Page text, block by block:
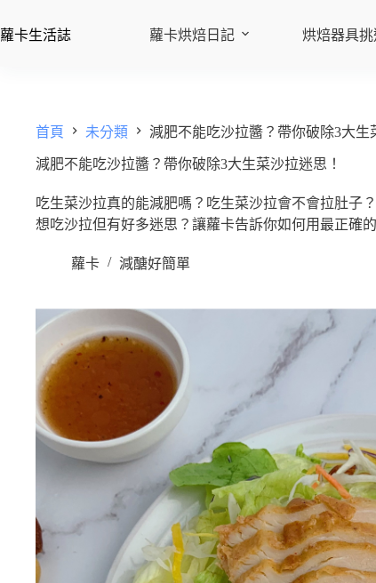
蘿卡生活誌 蘿卡烘焙日記 烘焙器具挑
首頁 未分類 減肥不能吃沙拉醬？帶你破除3大生
減肥不能吃沙拉醬？帶你破除3大生菜沙拉迷思！
吃生菜沙拉真的能減肥嗎？吃生菜沙拉會不會拉肚子？
想吃沙拉但有好多迷思？讓蘿卡告訴你如何用最正確
蘿卡 減醣好簡單